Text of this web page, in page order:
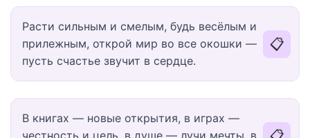
Расти сильным и смелым, будь весёлым и
прилежным, открой мир во все окошки —
пусть счастье звучит в сердце.
📋
В книгах — новые открытия, в играх —